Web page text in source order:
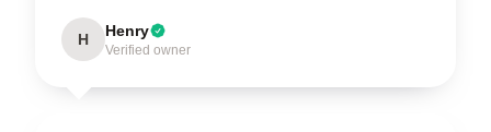
H Henry
Verified owner